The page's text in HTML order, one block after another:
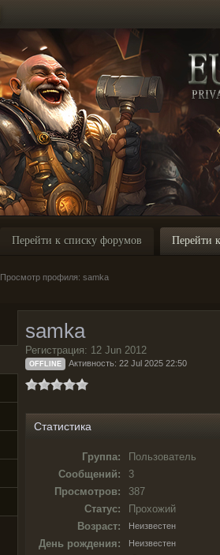
Перейти к списку форумов Перейти
Просмотр профиля: samka
samka
Регистрация: 12 Jun 2012
OFFLINE Активность: 22 Jul 2025 22:50
Статистика
Группа:
Пользователь
Сообщений:
3
Просмотров:
387
Статус:
Прохожий
Возраст:
Неизвестен
День рождения: Неизвестен